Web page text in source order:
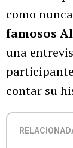
como
famosos
una
contar su